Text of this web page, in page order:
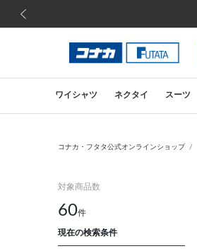
ワイシャツ ネクタイ スーツ
コナカ・フタタ公式オンラインショップ
対象商品数
60件
現在の検索条件